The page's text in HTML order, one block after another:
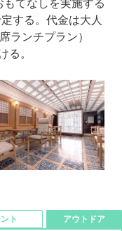
てなしを実施する
する。代金は大人
ランチプラン）
る。
ト アウトドア